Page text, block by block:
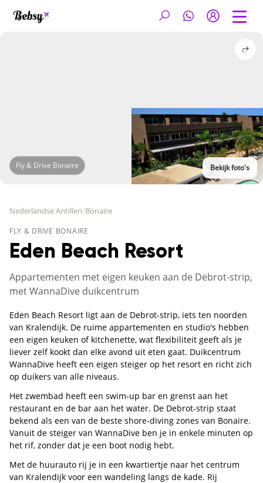
Fly & Drive Bonaire Bekijk foto's
Nederlandse Antillen/Bonaire
FLY & DRIVE BONAIRE
Eden Beach Resort
Appartementen met eigen keuken aan de Debrot-strip,
met WannaDive duikcentrum
Eden Beach Resort ligt aan de Debrot-strip, iets ten noorden
van Kralendijk. De ruime appartementen en studio's hebben
een eigen keuken of kitchenette, wat flexibiliteit geeft als je
liever zelf kookt dan elke avond uit eten gaat. Duikcentrum
WannaDive heeft een eigen steiger op het resort en richt zich
op duikers van alle niveaus.
Het zwembad heeft een swim-up bar en grenst aan het
restaurant en de bar aan het water. De Debrot-strip staat
bekend als een van de beste shore-diving zones van Bonaire.
Vanuit de steiger van WannaDive ben je in enkele minuten op
het rif, zonder dat je een boot nodig hebt.
Met de huurauto rij je in een kwartiertje naar het centrum
van Kralendijk voor een wandeling langs de kade. Rij